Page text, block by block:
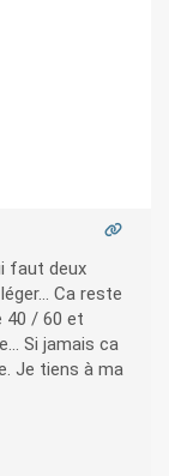
faut deux
Ca reste
40 / 60 et
Si jamais ca
Je tiens à ma